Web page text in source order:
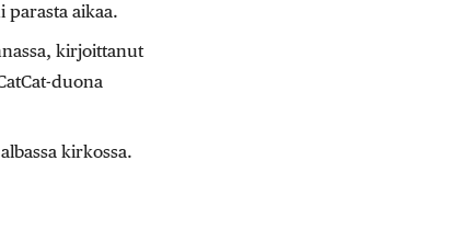
parasta aikaa.
kirjoittanut
duona
kirkossa.